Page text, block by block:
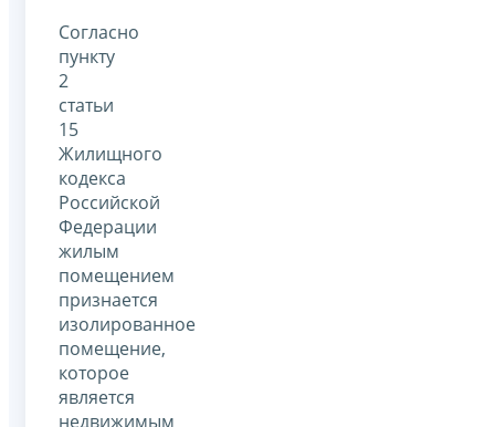
Согласно
пункту
2
статьи
15
Жилищного
кодекса
Российской
Федерации
жилым
помещением
признается
изолированное
помещение,
которое
является
недвижимым